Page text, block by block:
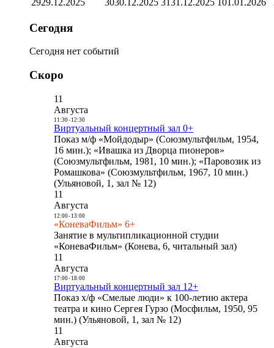
2929.12.2025 3030.12.2025 3131.12.2025 101.01.2026
Сегодня
Сегодня нет событий
Скоро
11
Августа
11:30- 12:30
Виртуальный концертный зал 0+
Показ м/ф «Мойдодыр» (Союзмультфильм, 1954,
16 мин.); «Ивашка из Дворца пионеров»
(Союзмультфильм, 1981, 10 мин.); «Паровозик из
Ромашкова» (Союзмультфильм, 1967, 10 мин.)
(Ульяновой, 1, зал № 12)
11
Августа
12:00- 13:00
«КоневаФильм» 6+
Занятие в мультипликационной студии
«КоневаФильм» (Конева, 6, читальный зал)
11
Августа
17:00- 18:00
Виртуальный концертный зал 12+
Показ х/ф «Смелые люди» к 100-летию актера
театра и кино Сергея Гурзо (Мосфильм, 1950, 95
мин.) (Ульяновой, 1, зал № 12)
11
Августа